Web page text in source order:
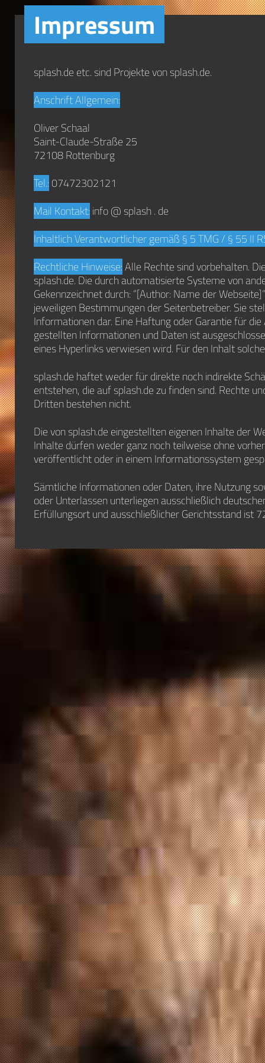
Impressum
splash.de etc. sind Projekte von splash.de.
Anschrift Allgemein:
Oliver Schaal
Saint-Claude-Straße 25
72108 Rottenburg
Tel.: 07472302121
Mail Kontakt: info @ splash . de
Inhaltlich Verantwortlicher gemäß § 5 TMG / § 55 II
Rechtliche Hinweise:Alle Rechte sind vorbehalten.
splash.de. Die durch automatisierte Systeme von
Gekennzeichnet durch: “[Author: Name der
jeweiligen Bestimmungen der Seitenbetreiber. Sie
Informationen dar. Eine Haftung oder Garantie für
gestellten Informationen und Daten ist
eines Hyperlinks verwiesen wird. Für den Inhalt
splash.de haftet weder für direkte noch indirekte
entstehen, die auf splash.de zu finden sind. Rechte
Dritten bestehen nicht.
Die von splash.de eingestellten eigenen Inhalte der
Inhalte dürfen weder ganz noch teilweise ohne
veröffentlicht oder in einem Informationssystem
Sämtliche Informationen oder Daten, ihre Nutzung
oder Unterlassen unterliegen ausschließlich
Erfüllungsort und ausschließlicher Gerichtsstand ist